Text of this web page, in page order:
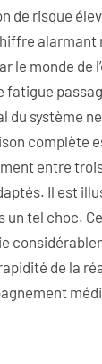
de risque
alarmant
le monde de
fatigue
du système
complète
entre
Il est
un tel choc.
de la